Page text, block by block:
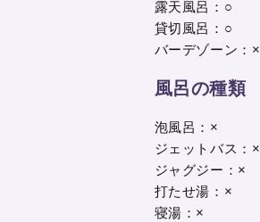
露天風呂：○
貸切風呂：○
バーデゾーン：×
風呂の種類
泡風呂：×
ジェットバス：×
ジャグジー：×
打たせ湯：×
寝湯：×